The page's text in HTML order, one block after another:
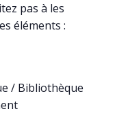
pas à les
éléments :
/ Bibliothèque